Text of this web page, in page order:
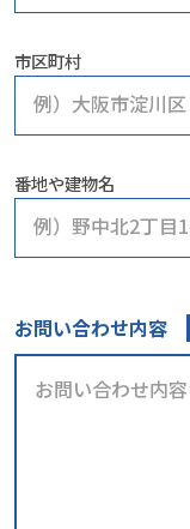
市区町村
番地や建物名
お問い合わせ内容